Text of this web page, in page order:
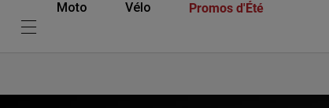
Moto Vélo Promos d'Été